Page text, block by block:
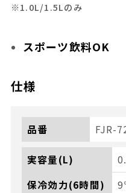
※1.0L/1.5Lのみ
スポーツ飲料OK
仕様
品番 FJR-
実容量(L)
保冷効力(6時間)